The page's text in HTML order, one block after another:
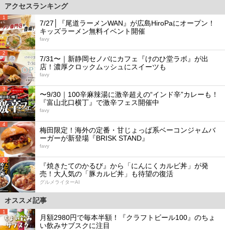
アクセスランキング
1
7/27│『尾道ラーメンWAN』が広島HiroPaにオープン！
キッズラーメン無料イベント開催
favy
2
7/31〜｜新静岡セノバにカフェ『けのひ堂ラボ』が出
店！濃厚クロックムッシュにスイーツも
favy
3
〜9/30｜100辛麻辣湯に激辛超えの“インド辛”カレーも！
『富山北口横丁』で激辛フェス開催中
favy
4
梅田限定！海外の定番・甘じょっぱ系ベーコンジャムバ
ーガーが新登場『BRISK STAND』
favy
5
『焼きたてのかるび』から「にんにくカルビ丼」が発
売！大人気の「豚カルビ丼」も待望の復活
グルメライターAI
オススメ記事
1
月額2980円で毎本半額！『クラフトビール100』のちょ
い飲みサブスクに注目